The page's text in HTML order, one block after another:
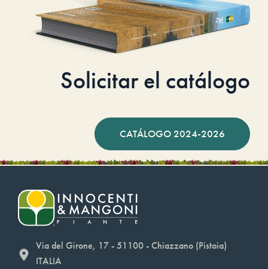
Solicitar el catálogo
CATÁLOGO 2024-2026
Via del Girone, 17 - 51100 - Chiazzano (Pistoia)
ITALIA